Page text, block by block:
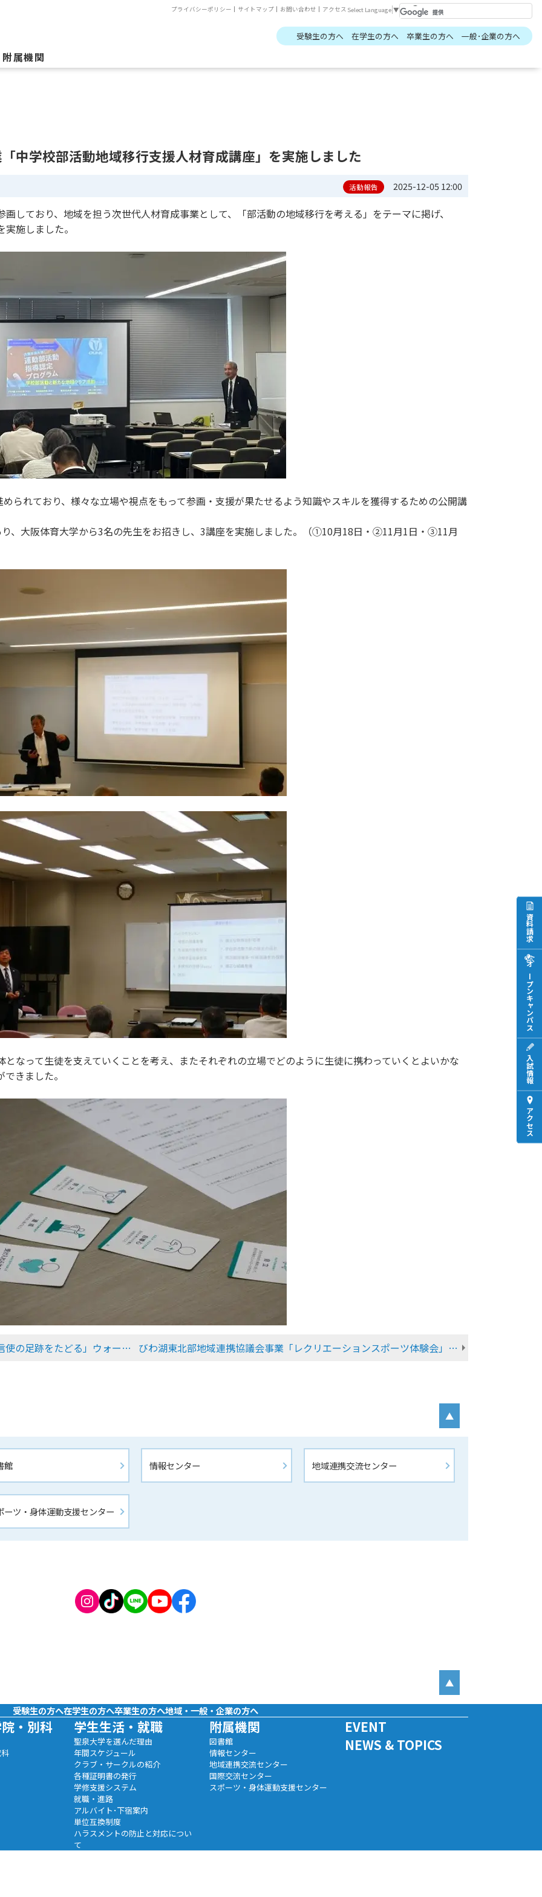
Select Language ▼
アクセス
｜
お問い合わせ
｜
サイトマップ
｜
プライバシーポリシー
受験生の方へ 在学生の方へ 卒業生の方へ 一般･企業の方へ
附属機関
中学校部活動地域移行支援人材育成講座」を実施しました
活動報告 2025-12-05 12:00
画しており、地域を担う次世代人材育成事業として、「部活動の地域移行を考える」をテーマに掲げ、
施しました。
られており、様々な立場や視点をもって参画・支援が果たせるよう知識やスキルを獲得するための公開講
、大阪体育大学から3名の先生をお招きし、3講座を実施しました。（①10月18日・②11月1日・③11月
なって生徒を支えていくことを考え、またそれぞれの立場でどのように生徒に携わっていくとよいかな
きました。
ウォーキングイベントを実施しました びわ湖東北部地域連携協議会事業「レクリエーションスポーツ体験会」を実施しました！
▲
館 情報センター 地域連携交流センター
ーツ・身体運動支援センター
▲
受験生の方へ在学生の方へ卒業生の方へ地域・一般・企業の方へ
・別科 学生生活・就職
聖泉大学を選んだ理由
年間スケジュール
クラブ・サークルの紹介
各種証明書の発行
学修支援システム
就職・進路
アルバイト･下宿案内
単位互換制度
ハラスメントの防止と対応につい
て
附属機関
図書館
情報センター
地域連携交流センター
国際交流センター
スポーツ・身体運動支援センター
EVENT
NEWS & TOPICS
資料請求
オープンキャンパス
入試情報
アクセス